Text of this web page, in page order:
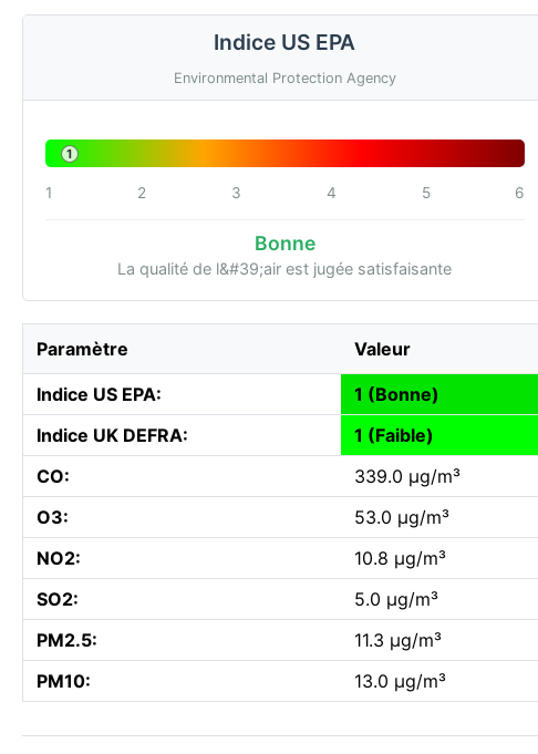
Indice US EPA
Environmental Protection Agency
1
1 2 3 4 5 6
Bonne
La qualité de l&#39;air est jugée satisfaisante
Paramètre Valeur
Indice US EPA:
1 (Bonne)
Indice UK DEFRA:
1 (Faible)
CO:
339.0 µg/m³
O3:
53.0 µg/m³
NO2:
10.8 µg/m³
SO2:
5.0 µg/m³
PM2.5:
11.3 µg/m³
PM10:
13.0 µg/m³